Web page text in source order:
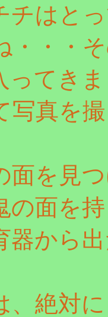
チはと
・・・
ってき
写真を
面を見
の面を
器から
、絶対